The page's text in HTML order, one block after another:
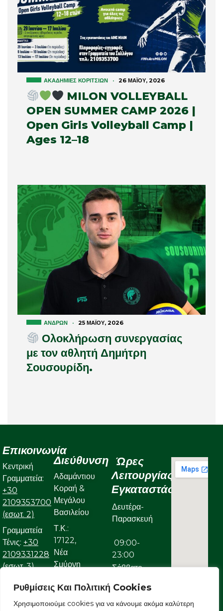
Ρυθμίσεις Και Πολιτική Cookies
Χρησιμοποιούμε cookies για να κάνουμε ακόμα καλύτερη
ΑΚΑΔΗΜΊΕΣ ΚΟΡΙΤΣΙΏΝ · 26 ΜΑΪ́ΟΥ, 2026
MILON VOLLEYBALL
OPEN SUMMER CAMP 2026 |
Open Girls Volleyball Camp |
Ages 12–18
ΑΝΔΡΏΝ · 25 ΜΑΪ́ΟΥ, 2026
Ολοκλήρωση συνεργασίας
με τον αθλητή Δημήτρη
Σουσουρίδη.
Επικοινωνία
Κεντρική
Γραμματεία:
+30
2109353700
(εσωτ. 2)
Γραμματεία
Τένις: +30
2109331228
(εσωτ. 3)
Γραμματεία
Κολυμβητικού:
+30
Διεύθυνση
Αδαμάντιου
Κοραή &
Μεγάλου
Βασιλείου
Τ.Κ.:
17122,
Νέα
Σμύρνη
Ώρες
Λειτουργίας
Εγκαταστάσεων
Δευτέρα-
Παρασκευή
09:00-
23:00
Σάββατο
09:00-
22:00